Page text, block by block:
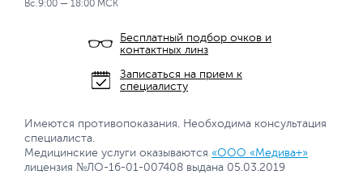
Вс.9:00 — 18:00 МСК
Бесплатный подбор очков и
контактных линз
Записаться на прием к
специалисту
Имеются противопоказания. Необходима консультация
специалиста.
Медицинские услуги оказываются «ООО «Медива+»
лицензия №ЛО-16-01-007408 выдана 05.03.2019